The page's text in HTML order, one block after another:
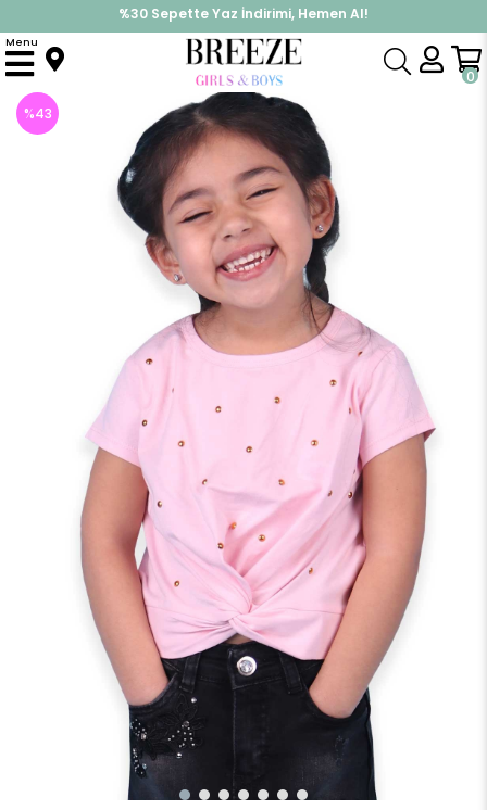
%30 Sepette Yaz İndirimi, Hemen Al!
İndirimlere ek %10 İndirimi Kap, Hemen Üye Ol!
0
Menu
Anasayfa Üst Giyim Tişört
%43